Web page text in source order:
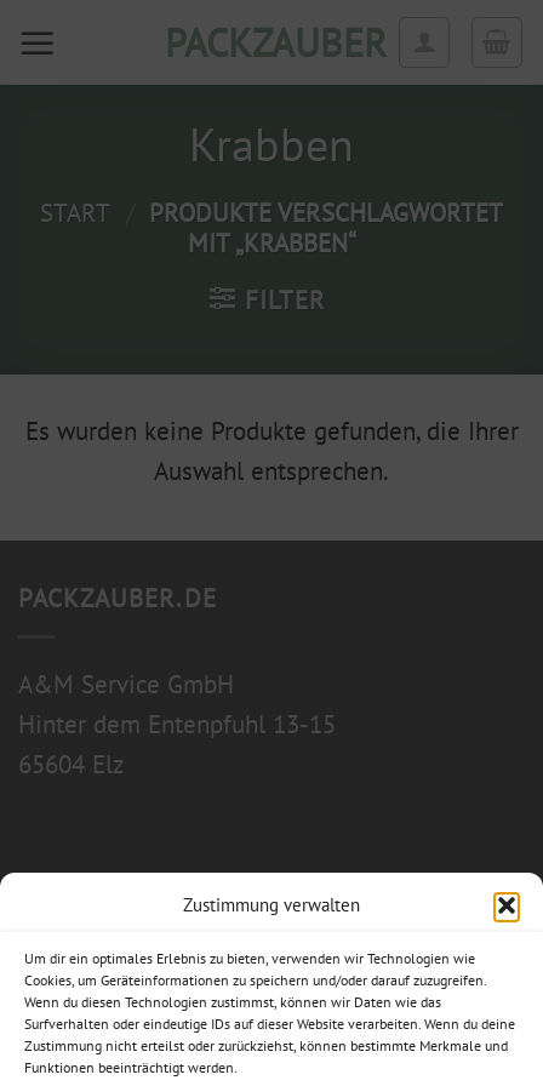
Zustimmung verwalten
Um dir ein optimales Erlebnis zu bieten, verwenden wir Technologien wie
Cookies, um Geräteinformationen zu speichern und/oder darauf zuzugreifen.
Wenn du diesen Technologien zustimmst, können wir Daten wie das
Surfverhalten oder eindeutige IDs auf dieser Website verarbeiten. Wenn du deine
Zustimmung nicht erteilst oder zurückziehst, können bestimmte Merkmale und
Funktionen beeinträchtigt werden.
Inhalt
PACKZAUBER
Krabben
START
PRODUKTE VERSCHLAGWORTET
MIT „KRABBEN“
FILTER
Es wurden keine Produkte gefunden, die Ihrer
Auswahl entsprechen.
PACKZAUBER.DE
A&M Service GmbH
Hinter dem Entenpfuhl 13-15
65604 Elz
Allgemeine Geschäftsbedingungen
Impressum
Datenschutzerklärung